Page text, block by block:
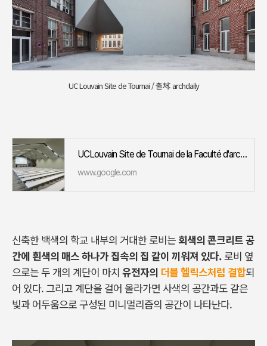
UC Louvain Site de Tournai / 출처: archdaily
UCLouvain Site de Tournai de la Faculté d'architecture, d'ingénierie architecturale, d'urbanisme · Rue du Glategnies 6, 7500
www.google.com
신축한 백색의 학교 내부의 거대한 로비는회색의 콘크리트 공
간에 흰색의 매스 하나가 집속의 집 같이 끼워져 있다.로비 옆
으로는 두 개의 계단이 마치 유전자의 더블 헬릭스처럼 결합되
어 있다. 그리고 계단을 걸어 올라가면 사색의 공간과도 같은
빛과 어두움으로 구성된 미니멀리즘의 공간이 나타난다.